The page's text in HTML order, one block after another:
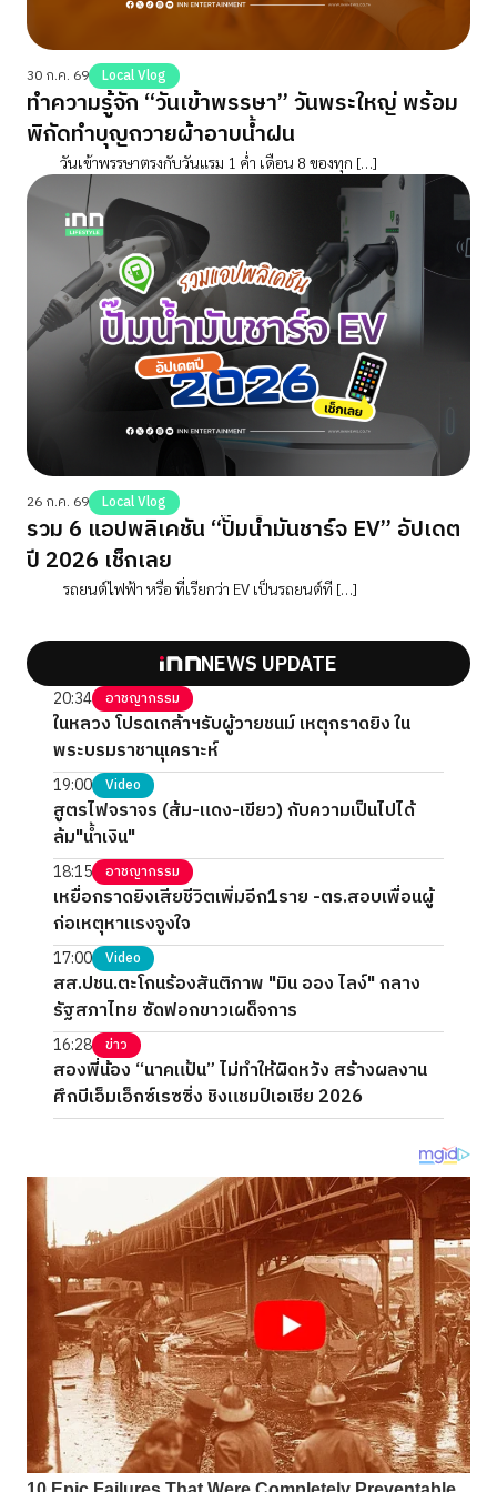
30 ก.ค. 69 Local Vlog
ทำความรู้จัก “วันเข้าพรรษา” วันพระใหญ่ พร้อม
พิกัดทำบุญถวายผ้าอาบน้ำฝน
วันเข้าพรรษาตรงกับวันแรม 1 ค่ำ เดือน 8 ของทุก […]
26 ก.ค. 69 Local Vlog
รวม 6 แอปพลิเคชัน “ปั๊มน้ำมันชาร์จ EV” อัปเดต
ปี 2026 เช็กเลย
รถยนต์ไฟฟ้า หรือ ที่เรียกว่า EV เป็นรถยนต์ที […]
NEWS UPDATE
20:34 อาชญากรรม
ในหลวง โปรดเกล้าฯรับผู้วายชนม์ เหตุกราดยิง ใน
พระบรมราชานุเคราะห์
19:00 Video
สูตรไฟจราจร (ส้ม-แดง-เขียว) กับความเป็นไปได้
ล้ม"น้ำเงิน"
18:15 อาชญากรรม
เหยื่อกราดยิงเสียชีวิตเพิ่มอีก1ราย -ตร.สอบเพื่อนผู้
ก่อเหตุหาแรงจูงใจ
17:00 Video
สส.ปชน.ตะโกนร้องสันติภาพ "มิน ออง ไลง์" กลาง
รัฐสภาไทย ซัดฟอกขาวเผด็จการ
16:28 ข่าว
สองพี่น้อง “นาคแป้น” ไม่ทำให้ผิดหวัง สร้างผลงาน
ศึกบีเอ็มเอ็กซ์เรซซิ่ง ชิงแชมป์เอเชีย 2026